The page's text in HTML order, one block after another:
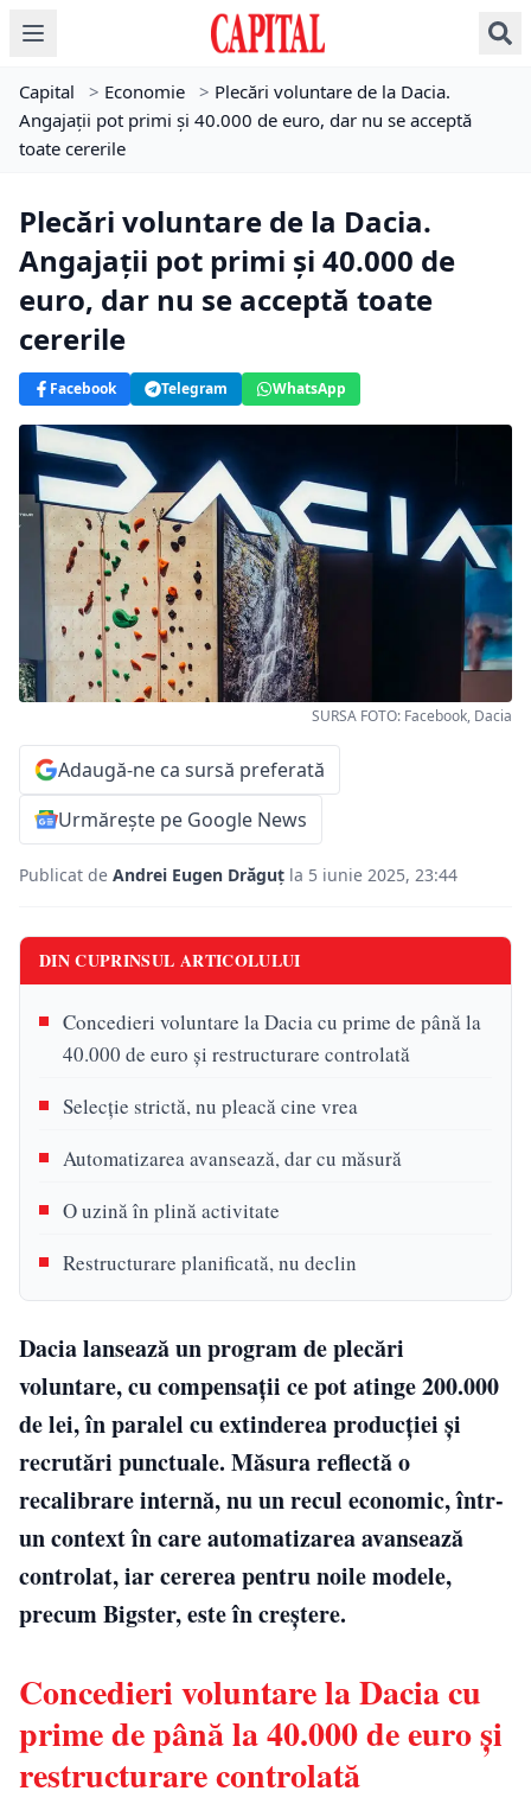
Capital > Economie > Plecări voluntare de la Dacia.
Angajații pot primi și 40.000 de euro, dar nu se acceptă
toate cererile
Plecări voluntare de la Dacia.
Angajații pot primi și 40.000 de
euro, dar nu se acceptă toate
cererile
Facebook Telegram WhatsApp
SURSA FOTO: Facebook, Dacia
Adaugă-ne ca sursă preferată
Urmărește pe Google News
Publicat de Andrei Eugen Drăguț la 5 iunie 2025, 23:44
DIN CUPRINSUL ARTICOLULUI
Concedieri voluntare la Dacia cu prime de până la
40.000 de euro și restructurare controlată
Selecție strictă, nu pleacă cine vrea
Automatizarea avansează, dar cu măsură
O uzină în plină activitate
Restructurare planificată, nu declin
Dacia lansează un program de plecări
voluntare, cu compensații ce pot atinge 200.000
de lei, în paralel cu extinderea producției și
recrutări punctuale. Măsura reflectă o
recalibrare internă, nu un recul economic, într-
un context în care automatizarea avansează
controlat, iar cererea pentru noile modele,
precum Bigster, este în creștere.
Concedieri voluntare la Dacia cu
prime de până la 40.000 de euro și
restructurare controlată